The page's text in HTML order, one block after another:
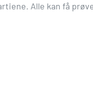
Alle kan få